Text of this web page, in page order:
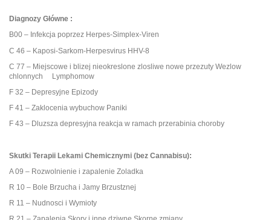
Diagnozy Główne :
B00 – Infekcja poprzez Herpes-Simplex-Viren
C 46 – Kaposi-Sarkom-Herpesvirus HHV-8
C 77 – Miejscowe i blizej nieokreslone zlosliwe nowe przezuty Wezlow
chlonnych Lymphomow
F 32 – Depresyjne Epizody
F 41 – Zaklocenia wybuchow Paniki
F 43 – Dluzsza depresyjna reakcja w ramach przerabinia choroby
Skutki Terapii Lekami Chemicznymi (bez Cannabisu):
A 09 – Rozwolnienie i zapalenie Zoladka
R 10 – Bole Brzucha i Jamy Brzustznej
R 11 – Nudnosci i Wymioty